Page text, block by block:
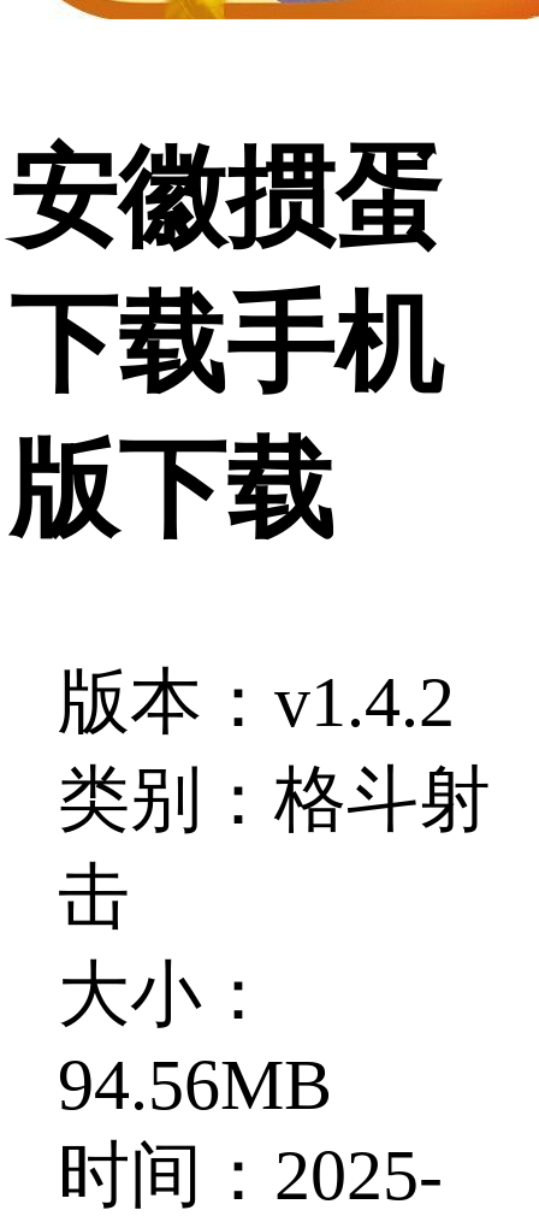
安徽掼蛋
下载手机
版下载
版本：v1.4.2
类别：格斗射
击
大小：
94.56MB
时间：2025-